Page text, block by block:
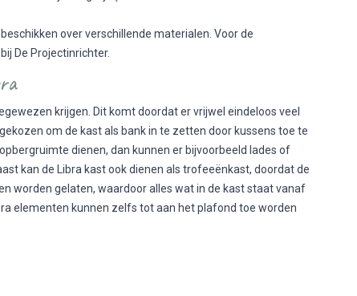
over verschillende materialen. Voor de
De Projectinrichter.
krijgen. Dit komt doordat er vrijwel eindeloos veel
om de kast als bank in te zetten door kussens toe te
dienen, dan kunnen er bijvoorbeeld lades of
kan de Libra kast ook dienen als trofeeënkast, doordat de
worden gelaten, waardoor alles wat in de kast staat vanaf
elementen kunnen zelfs tot aan het plafond toe worden